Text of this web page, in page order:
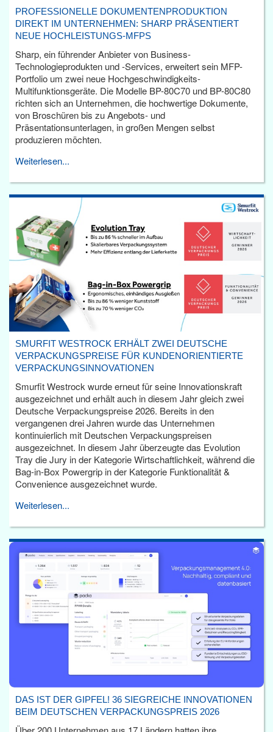
PROFESSIONELLE DOKUMENTENPRODUKTION
DIREKT IM UNTERNEHMEN: SHARP PRÄSENTIERT
NEUE HOCHLEISTUNGS-MFPS
Sharp, ein führender Anbieter von Business-
Technologieprodukten und -Services, erweitert sein MFP-
Portfolio um zwei neue Hochgeschwindigkeits-
Multifunktionsgeräte. Die Modelle BP-80C70 und BP-80C80
richten sich an Unternehmen, die hochwertige Dokumente,
von Broschüren bis zu Angebots- und
Präsentationsunterlagen, in großen Mengen selbst
produzieren möchten.
Weiterlesen...
SMURFIT WESTROCK ERHÄLT ZWEI DEUTSCHE
VERPACKUNGSPREISE FÜR KUNDENORIENTIERTE
VERPACKUNGSINNOVATIONEN
Smurfit Westrock wurde erneut für seine Innovationskraft
ausgezeichnet und erhält auch in diesem Jahr gleich zwei
Deutsche Verpackungspreise 2026. Bereits in den
vergangenen drei Jahren wurde das Unternehmen
kontinuierlich mit Deutschen Verpackungspreisen
ausgezeichnet. In diesem Jahr überzeugte das Evolution
Tray die Jury in der Kategorie Wirtschaftlichkeit, während die
Bag-in-Box Powergrip in der Kategorie Funktionalität &
Convenience ausgezeichnet wurde.
Weiterlesen...
DAS IST DER GIPFEL! 36 SIEGREICHE INNOVATIONEN
BEIM DEUTSCHEN VERPACKUNGSPREIS 2026